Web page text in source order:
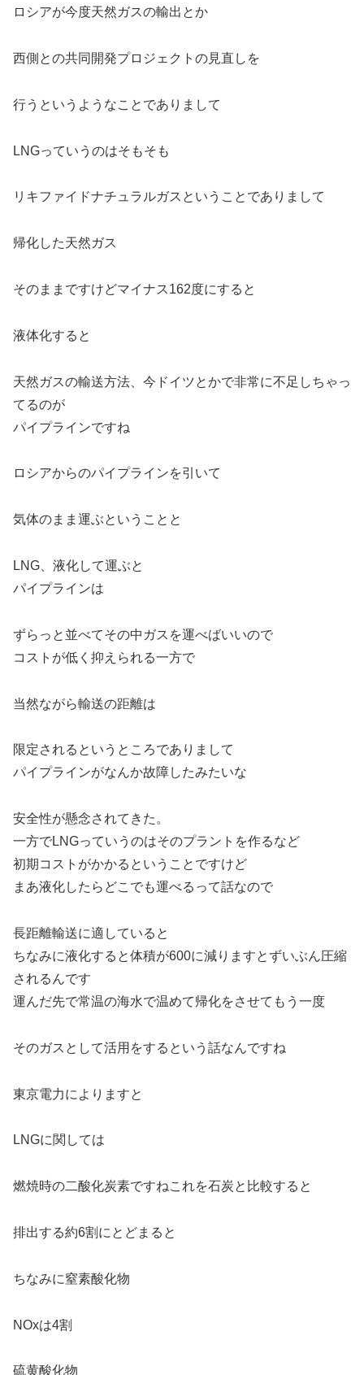
ロシアが今度天然ガスの輸出とか
西側との共同開発プロジェクトの見直しを
行うというようなことでありまして
LNGっていうのはそもそも
リキファイドナチュラルガスということでありまして
帰化した天然ガス
そのままですけどマイナス162度にすると
液体化すると
天然ガスの輸送方法、今ドイツとかで非常に不足しちゃっ
てるのが
パイプラインですね
ロシアからのパイプラインを引いて
気体のまま運ぶということと
LNG、液化して運ぶと
パイプラインは
ずらっと並べてその中ガスを運べばいいので
コストが低く抑えられる一方で
当然ながら輸送の距離は
限定されるというところでありまして
パイプラインがなんか故障したみたいな
安全性が懸念されてきた。
一方でLNGっていうのはそのプラントを作るなど
初期コストがかかるということですけど
まあ液化したらどこでも運べるって話なので
長距離輸送に適していると
ちなみに液化すると体積が600に減りますとずいぶん圧縮
されるんです
運んだ先で常温の海水で温めて帰化をさせてもう一度
そのガスとして活用をするという話なんですね
東京電力によりますと
LNGに関しては
燃焼時の二酸化炭素ですねこれを石炭と比較すると
排出する約6割にとどまると
ちなみに窒素酸化物
NOxは4割
硫黄酸化物